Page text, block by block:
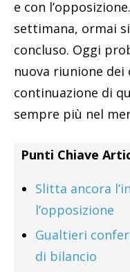
e con
settimana, ormai
concluso. Oggi
nuova riunione dei
continuazione di
sempre più nel
Punti Chiave
Slitta ancora
l’opposizione
Gualtieri
di bilancio